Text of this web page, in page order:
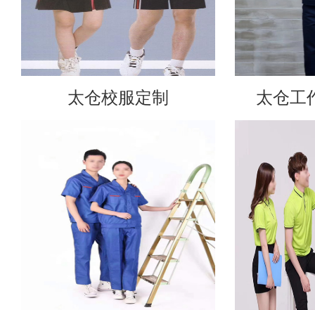
太仓校服定制 太仓工